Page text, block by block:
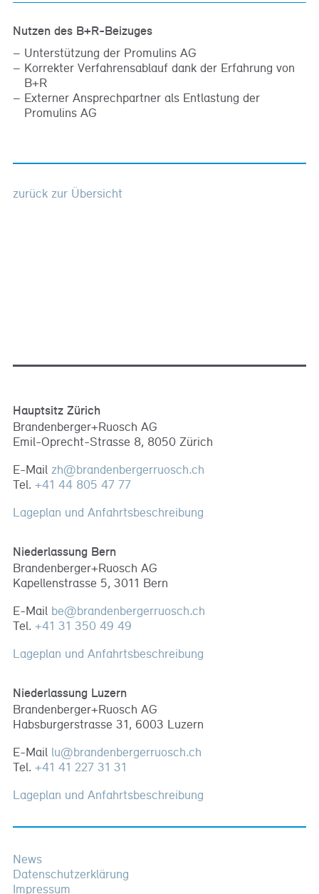
Nutzen des B+R-Beizuges
Unterstützung der Promulins AG
Korrekter Verfahrensablauf dank der Erfahrung von
B+R
Externer Ansprechpartner als Entlastung der
Promulins AG
zurück zur Übersicht
Hauptsitz Zürich
Brandenberger+Ruosch AG
Emil-Oprecht-Strasse 8, 8050 Zürich
E-Mail zh@brandenbergerruosch.ch
Tel. +41 44 805 47 77
Lageplan und Anfahrtsbeschreibung
Niederlassung Bern
Brandenberger+Ruosch AG
Kapellenstrasse 5, 3011 Bern
E-Mail be@brandenbergerruosch.ch
Tel. +41 31 350 49 49
Lageplan und Anfahrtsbeschreibung
Niederlassung Luzern
Brandenberger+Ruosch AG
Habsburgerstrasse 31, 6003 Luzern
E-Mail lu@brandenbergerruosch.ch
Tel. +41 41 227 31 31
Lageplan und Anfahrtsbeschreibung
News
Datenschutzerklärung
Impressum